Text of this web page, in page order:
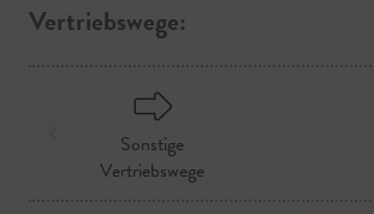
Vertriebswege:
Sonstige
Vertriebswege